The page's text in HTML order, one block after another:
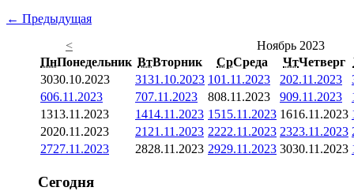
← Предыдущая
<
Ноябрь 2023
ПнПонедельник ВтВторник СрСреда ЧтЧетверг
3030.10.2023 3131.10.2023 101.11.2023 202.11.2023
606.11.2023 707.11.2023 808.11.2023 909.11.2023
1313.11.2023 1414.11.2023 1515.11.2023 1616.11.2023
2020.11.2023 21 21.11.2023 2222.11.2023 2323.11.2023
2727.11.2023 2828.11.2023 2929.11.2023 3030.11.2023
Сегодня